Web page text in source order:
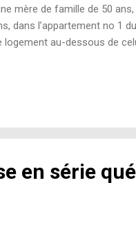
mère de famille de 50
dans l’appartement no 1
au-dessous de
de la chambre à coucher.
Marlène était retournée
en série